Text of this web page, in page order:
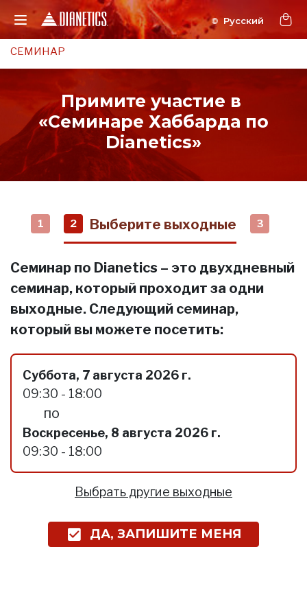
СЕМИНАР
Примите участие в
«Семинаре Хаббарда по
Dianetics»
1 2 Выберите выходные 3
Семинар по Dianetics – это двухдневный
семинар, который проходит за одни
выходные. Следующий семинар,
который вы можете посетить:
Суббота, 7 августа 2026 г.
09:30 - 18:00
по
Воскресенье, 8 августа 2026 г.
09:30 - 18:00
Выбрать другие выходные
ДА, ЗАПИШИТЕ МЕНЯ